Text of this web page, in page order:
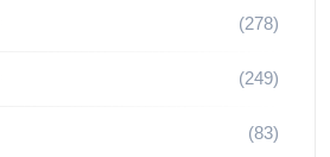
(278)
(249)
(83)